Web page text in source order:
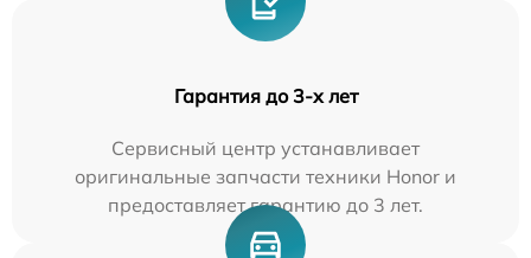
Гарантия до 3-х лет
Сервисный центр устанавливает
оригинальные запчасти техники Honor и
предоставляет гарантию до 3 лет.